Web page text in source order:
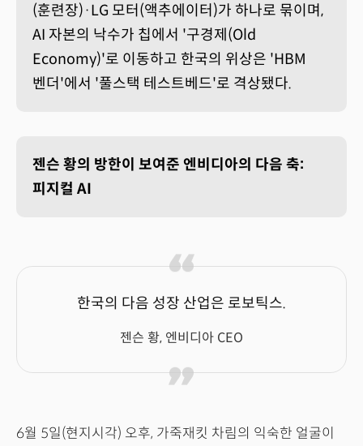
(훈련장)·LG 모터(액추에이터)가 하나로 묶이며,
AI 자본의 낙수가 칩에서 '구경제(Old
Economy)'로 이동하고 한국의 위상은 'HBM
벤더'에서 '풀스택 테스트베드'로 격상됐다.
젠슨 황의 방한이 보여준 엔비디아의 다음 축:
피지컬 AI
한국의 다음 성장 산업은 로보틱스.
젠슨 황, 엔비디아 CEO
6월 5일(현지시각) 오후, 가죽재킷 차림의 익숙한 얼굴이